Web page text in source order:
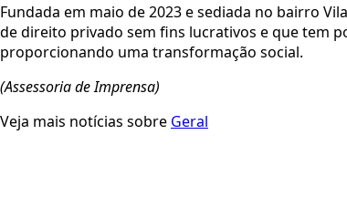
Fundada em maio de 2023 e sediada no bairro
de direito privado sem fins lucrativos e que tem
proporcionando uma transformação social.
(Assessoria de Imprensa)
Veja mais notícias sobre Geral